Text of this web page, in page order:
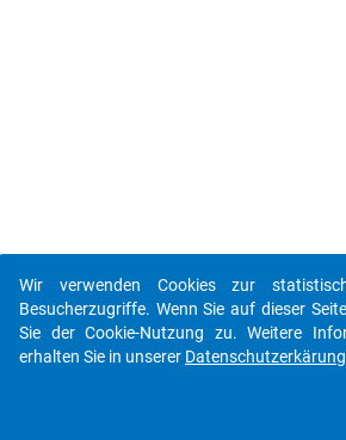
Wir verwenden Cookies zur
Besucherzugriffe. Wenn Sie auf dieser
Sie der Cookie-Nutzung zu. Weitere
erhalten Sie in unserer Datenschutzerkärung